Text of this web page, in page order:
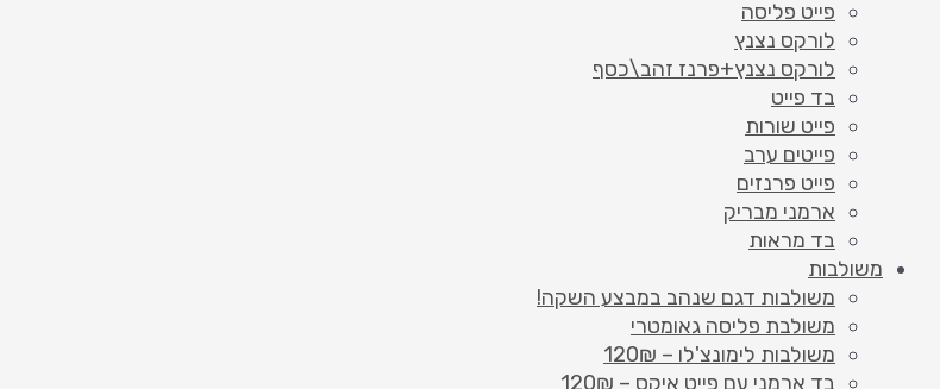
פייט פליסה
לורקס נצנץ
לורקס נצנץ+פרנז זהב\כסף
בד פייט
פייט שורות
פייטים ערב
פייט פרנזים
ארמני מבריק
בד מראות
משולבות
משולבות דגם שנהב במבצע השקה!
משולבת פליסה גאומטרי
משולבות לימונצ'לו – 120₪
בד ארמני עם פייט איקס – 120₪